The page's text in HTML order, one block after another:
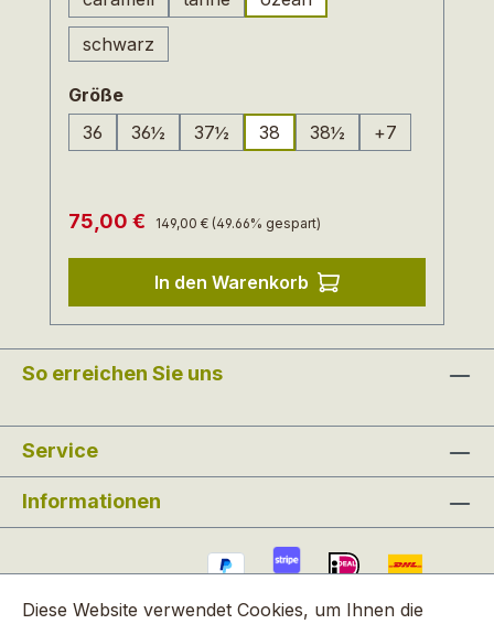
Fußbett aus Naturkork garantiert
natürliches Gehen.Auslaufmodelle und
(Diese Option ist zurzeit nicht
schwarz
Größeauswählen
36
(Diese Option ist zurzeit nicht verfügbar.)
36½
(Diese Option ist zurzeit nicht verfügbar.)
37½
(Diese Option ist zurzeit nicht
38 38½
(Diese Option ist
+7
Verkaufspreis:
75,00 € Regulärer Preis:
149,00 € (49.66% gespart)
In den Warenkorb
So erreichen Sie uns
Service
Informationen
Diese Website verwendet Cookies, um Ihnen die